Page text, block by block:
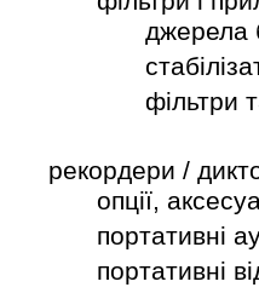
джерела
фільтри
рекордери /
опції,
портативні
портативні